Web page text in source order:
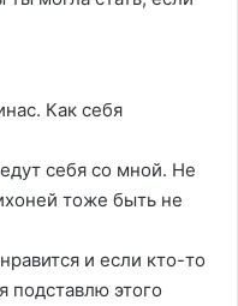
Как себя
себя со мной. Не
тоже быть не
и если кто-то
подставлю этого